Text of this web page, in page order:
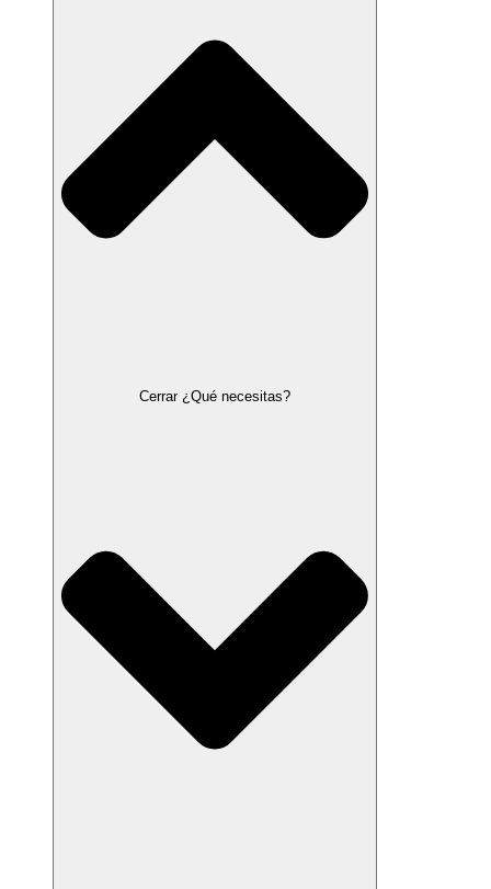
Cerrar ¿Qué necesitas?